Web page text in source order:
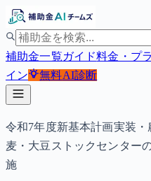
補助金一覧ガイド料金・プ
イン
無料AI診断
令和7年度新基本計画実装
麦・大豆ストックセンター
施